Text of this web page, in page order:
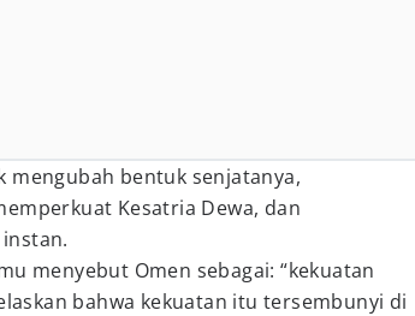
mengubah bentuk senjatanya,
Kesatria Dewa, dan
menyebut Omen sebagai: “kekuatan
bahwa kekuatan itu tersembunyi di